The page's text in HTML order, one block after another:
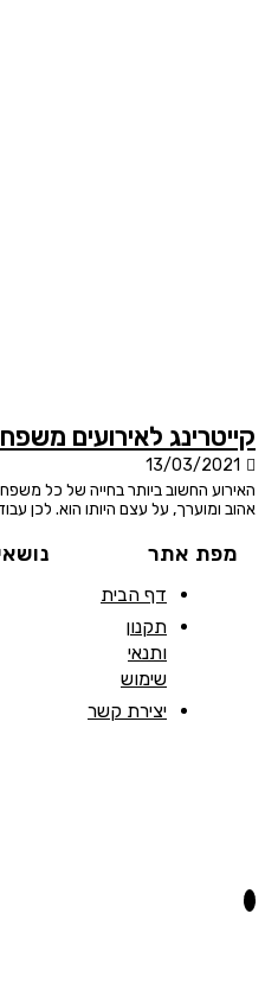
קייטרינג לאירועים
13/03/2021
האירוע החשוב ביותר בחייה של כל
אהוב ומוערך, על עצם היותו הוא. לכן
מפת אתר
דף הבית
תקנון
ותנאי
שימוש
יצירת קשר